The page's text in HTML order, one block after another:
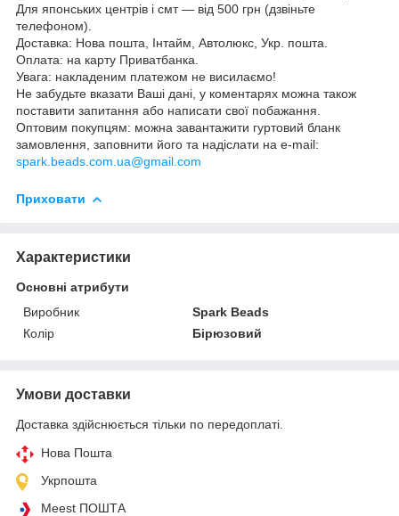
Для японських центрів і смт — від 500 грн (дзвіньте
телефоном).
Доставка: Нова пошта, Інтайм, Автолюкс, Укр. пошта.
Оплата: на карту Приватбанка.
Увага: накладеним платежом не висилаємо!
Не забудьте вказати Ваші дані, у коментарях можна також
поставити запитання або написати свої побажання.
Оптовим покупцям: можна завантажити гуртовий бланк
замовлення, заповнити його та надіслати на e-mail:
spark.beads.com.ua@gmail.com
Приховати
Характеристики
Основні атрибути
Виробник
Spark Beads
Колір
Бірюзовий
Умови доставки
Доставка здійснюється тільки по передоплаті.
Нова Пошта
Укрпошта
Meest ПОШТА